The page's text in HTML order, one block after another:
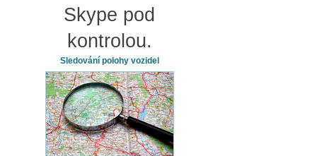
Skype pod
kontrolou.
Sledování polohy vozidel